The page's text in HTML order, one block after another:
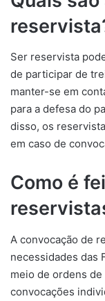
Ser reservista
de participar de
manter-se em
para a defesa do
disso, os
em caso de
Como é
A convocação de
necessidades das
meio de ordens
convocações